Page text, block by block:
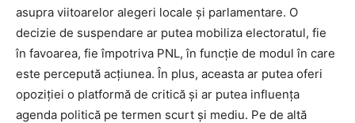
asupra viitoarelor alegeri locale și parlamentare. O
decizie de suspendare ar putea mobiliza electoratul, fie
în favoarea, fie împotriva PNL, în funcție de modul în care
este percepută acțiunea. În plus, aceasta ar putea oferi
opoziției o platformă de critică și ar putea influența
agenda politică pe termen scurt și mediu. Pe de altă